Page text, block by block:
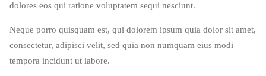
dolores eos qui ratione voluptatem sequi nesciunt.
Neque porro quisquam est, qui dolorem ipsum quia dolor sit amet,
consectetur, adipisci velit, sed quia non numquam eius modi
tempora incidunt ut labore.